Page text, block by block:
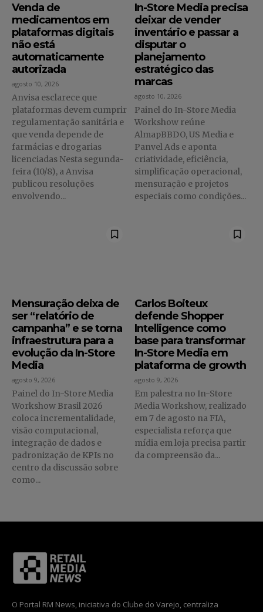
Venda de
medicamentos em
plataformas digitais
não está
automaticamente
autorizada
agosto 10, 2026
Anvisa esclarece que
plataformas devem cumprir
regulamentação sanitária e
que venda depende de
farmácias e drogarias
licenciadas Nesta segunda-
feira (10/8), a Anvisa
publicou resoluções
envolvendo...
In-Store Media precisa
deixar de vender
inventário e passar a
disputar o
planejamento
estratégico das
marcas
agosto 10, 2026
Painel do In-Store Media
Workshow reúne
AlmapBBDO, US Media e
Panvel Ads e aponta
criatividade, eficiência,
simplificação operacional,
mensuração e projetos
especiais como condições...
Mensuração deixa de
ser “relatório de
campanha” e se torna
infraestrutura para a
evolução da In-Store
Media
agosto 9, 2026
Painel do In-Store Media
Workshow Brasil 2026
coloca incrementalidade,
visão computacional,
integração de dados e
padronização de KPIs no
centro da discussão sobre
como...
Carlos Boiteux
defende Shopper
Intelligence como
base para transformar
In-Store Media em
plataforma de growth
agosto 9, 2026
Em palestra no In-Store
Media Workshow, realizado
em 7 de agosto na FIA,
especialista reforça que
mídia em loja precisa partir
da compreensão da...
O Portal RM News, iniciativa do Clube do Varejo, centraliza